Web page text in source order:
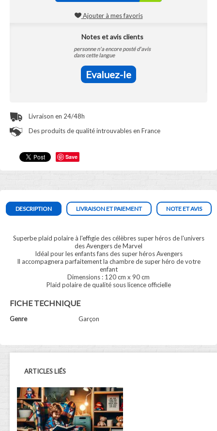
Save
Ajouter à mes favoris
Notes et avis clients
personne n'a encore posté d'avis
dans cette langue
Evaluez-le
Livraison en 24/48h
Des produits de qualité introuvables en France
DESCRIPTION LIVRAISON ET PAIEMENT NOTE ET AVIS
Superbe plaid polaire à l'effigie des célèbres super héros de l'univers
des Avengers de Marvel
Idéal pour les enfants fans des super héros Avengers
Il accompagnera parfaitement la chambre de super héro de votre
enfant
Dimensions : 120 cm x 90 cm
Plaid polaire de qualité sous licence officielle
FICHE TECHNIQUE
Genre Garçon
ARTICLES LIÉS